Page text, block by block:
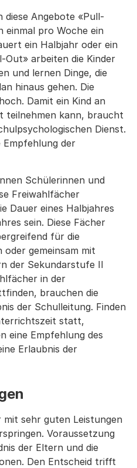
diese Angebote «Pull-
einmal pro Woche ein
ein Halbjahr oder ein
Out» arbeiten die Kinder
und lernen Dinge, die
hinaus gehen. Die
Damit ein Kind an
teilnehmen kann, braucht
Dienst.
Empfehlung der
Schülerinnen und
Freiwahlfächer
Dauer eines Halbjahres
sein. Diese Fächer
für die
gemeinsam mit
der Sekundarstufe II
in der
brauchen die
der Schulleitung. Finden
statt,
eine Empfehlung des
Erlaubnis der
sehr guten Leistungen
Voraussetzung
der Eltern und die
Den Entscheid trifft